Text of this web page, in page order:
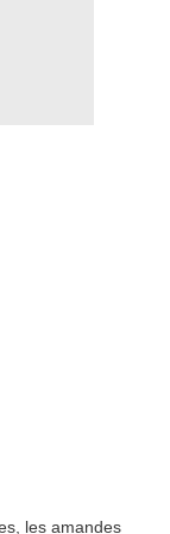
les amandes